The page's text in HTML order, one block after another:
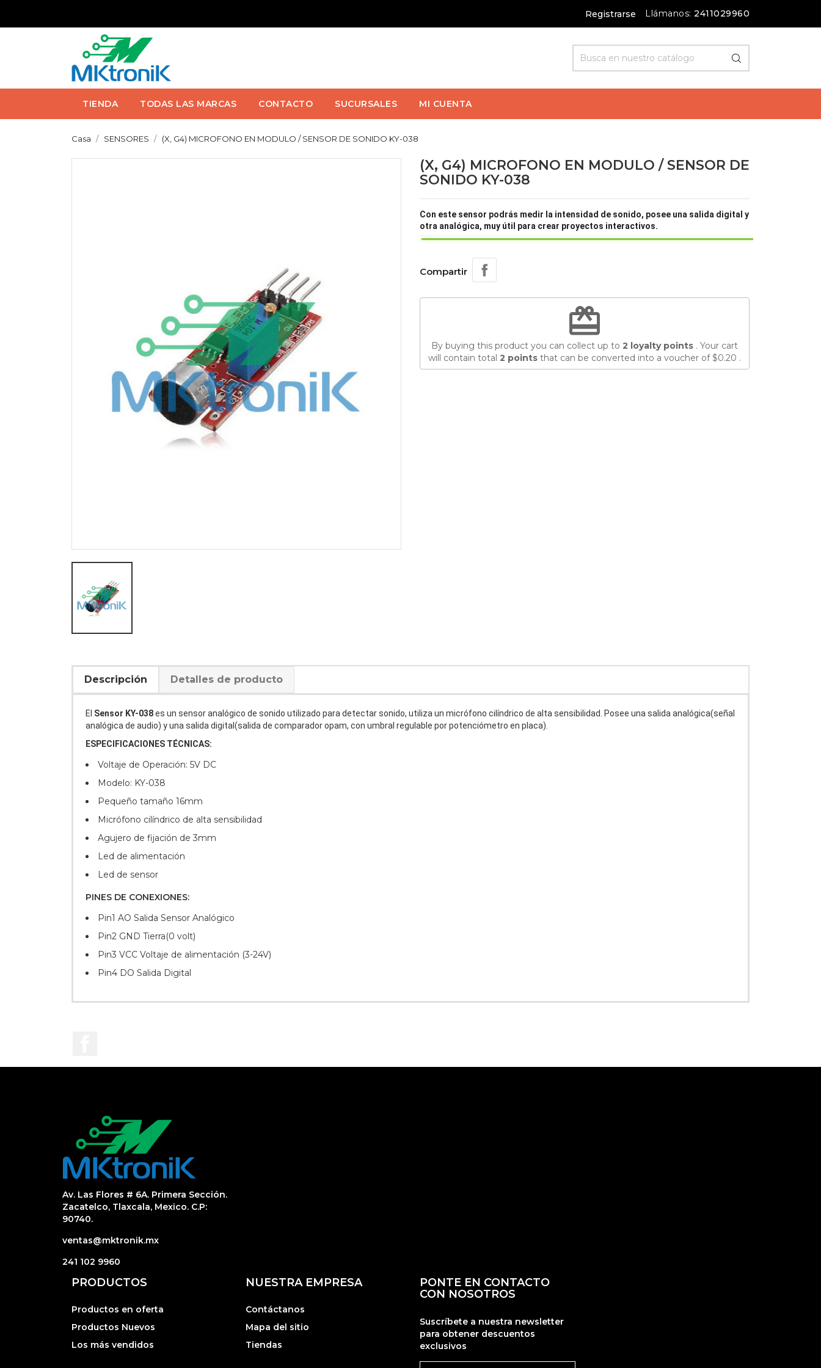
Registrarse Llámanos: 2411029960
TIENDA TODAS LAS MARCAS CONTACTO SUCURSALES MI CUENTA
Casa SENSORES (X, G4) MICROFONO EN MODULO / SENSOR DE SONIDO KY-038
(X, G4) MICROFONO EN MODULO / SENSOR DE
SONIDO KY-038
Con este sensor podrás medir la intensidad de sonido, posee una salida digital y
otra analógica, muy útil para crear proyectos interactivos.
Compartir
redeem
By buying this product you can collect up to 2 loyalty points . Your cart
will contain total 2 points that can be converted into a voucher of$0.20 .
Descripción Detalles de producto
El Sensor KY-038es un sensor analógico de sonido utilizado para detectar sonido, utiliza un micrófono cilíndrico de alta sensibilidad. Posee una salida analógica(señal
analógica de audio) y una salida digital(salida de comparador opam, con umbral regulable por potenciómetro en placa).
ESPECIFICACIONES TÉCNICAS:
Voltaje de Operación: 5V DC
Modelo: KY-038
Pequeño tamaño 16mm
Micrófono cilíndrico de alta sensibilidad
Agujero de fijación de 3mm
Led de alimentación
Led de sensor
PINES DE CONEXIONES:
Pin1 AO Salida Sensor Analógico
Pin2 GND Tierra(0 volt)
Pin3 VCC Voltaje de alimentación (3-24V)
Pin4 DO Salida Digital
Av. Las Flores # 6A. Primera Sección.
Zacatelco, Tlaxcala, Mexico. C.P:
90740.
ventas@mktronik.mx
241 102 9960
PRODUCTOS
Productos en oferta
Productos Nuevos
Los más vendidos
NUESTRA EMPRESA
Contáctanos
Mapa del sitio
Tiendas
PONTE EN CONTACTO
CON NOSOTROS
Suscríbete a nuestra newsletter
para obtener descuentos
exclusivos